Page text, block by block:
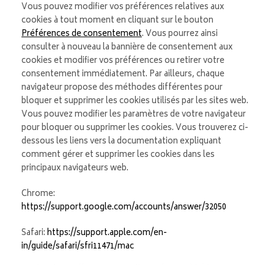
Vous pouvez modifier vos préférences relatives aux
cookies à tout moment en cliquant sur le bouton
Préférences de consentement. Vous pourrez ainsi
consulter à nouveau la bannière de consentement aux
cookies et modifier vos préférences ou retirer votre
consentement immédiatement. Par ailleurs, chaque
navigateur propose des méthodes différentes pour
bloquer et supprimer les cookies utilisés par les sites web.
Vous pouvez modifier les paramètres de votre navigateur
pour bloquer ou supprimer les cookies. Vous trouverez ci-
dessous les liens vers la documentation expliquant
comment gérer et supprimer les cookies dans les
principaux navigateurs web.
Chrome:
https://support.google.com/accounts/answer/32050
Safari:https://support.apple.com/en-
in/guide/safari/sfri11471/mac